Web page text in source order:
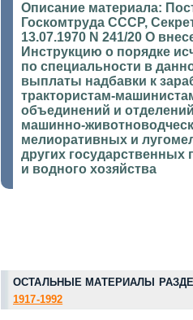
Описание материала:
Госкомтруда СССР,
13.07.1970 N 241/20 О
Инструкцию о порядке
по специальности в
выплаты надбавки к
трактористам-
объединений и
машинно-
мелиоративных и
других государственных
и водного хозяйства
ОСТАЛЬНЫЕ МАТЕРИАЛЫ
1917-1992